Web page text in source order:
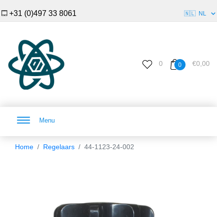
+31 (0)497 33 8061 🇳🇱 NL
0 0 €0,00
Menu
Home Regelaars 44-1123-24-002